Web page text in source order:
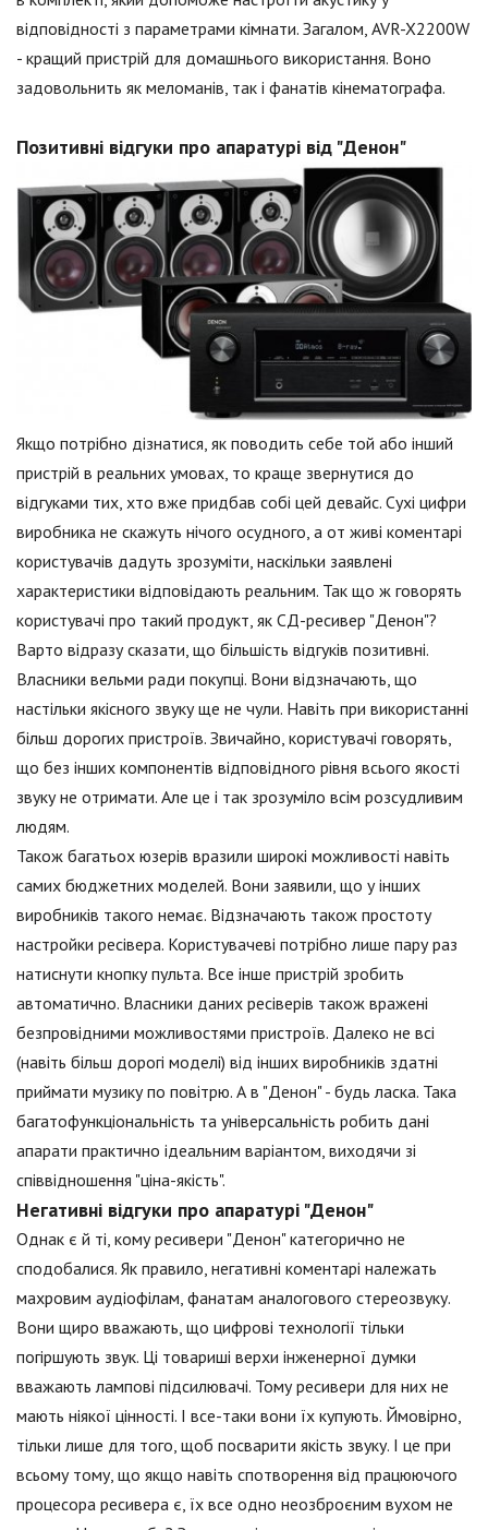
відповідності з параметрами кімнати. Загалом, AVR-X2200W
- кращий пристрій для домашнього використання. Воно
задовольнить як меломанів, так і фанатів кінематографа.
Позитивні відгуки про апаратурі від "Денон"
Якщо потрібно дізнатися, як поводить себе той або інший
пристрій в реальних умовах, то краще звернутися до
відгуками тих, хто вже придбав собі цей девайс. Сухі цифри
виробника не скажуть нічого осудного, а от живі коментарі
користувачів дадуть зрозуміти, наскільки заявлені
характеристики відповідають реальним. Так що ж говорять
користувачі про такий продукт, як СД-ресивер "Денон"?
Варто відразу сказати, що більшість відгуків позитивні.
Власники вельми ради покупці. Вони відзначають, що
настільки якісного звуку ще не чули. Навіть при використанні
більш дорогих пристроїв. Звичайно, користувачі говорять,
що без інших компонентів відповідного рівня всього якості
звуку не отримати. Але це і так зрозуміло всім розсудливим
людям.
Також багатьох юзерів вразили широкі можливості навіть
самих бюджетних моделей. Вони заявили, що у інших
виробників такого немає. Відзначають також простоту
настройки ресівера. Користувачеві потрібно лише пару раз
натиснути кнопку пульта. Все інше пристрій зробить
автоматично. Власники даних ресіверів також вражені
безпровідними можливостями пристроїв. Далеко не всі
(навіть більш дорогі моделі) від інших виробників здатні
приймати музику по повітрю. А в "Денон" - будь ласка. Така
багатофункціональність та універсальність робить дані
апарати практично ідеальним варіантом, виходячи зі
співвідношення "ціна-якість".
Негативні відгуки про апаратурі "Денон"
Однак є й ті, кому ресивери "Денон" категорично не
сподобалися. Як правило, негативні коментарі належать
махровим аудіофілам, фанатам аналогового стереозвуку.
Вони щиро вважають, що цифрові технології тільки
погіршують звук. Ці товариші верхи інженерної думки
вважають лампові підсилювачі. Тому ресивери для них не
мають ніякої цінності. І все-таки вони їх купують. Ймовірно,
тільки лише для того, щоб посварити якість звуку. І це при
всьому тому, що якщо навіть спотворення від працюючого
процесора ресивера є, їх все одно неозброєним вухом не